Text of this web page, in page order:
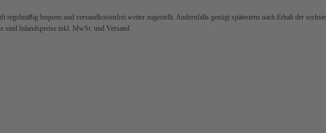
bequem und versandkostenfrei weiter zugestellt. Andernfalls genügt spätestens nach Erhalt der
sind Inlandspreise inkl. MwSt. und Versand.